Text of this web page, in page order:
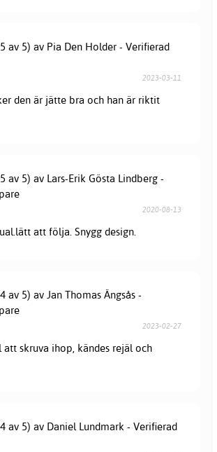
av 5) av Pia Den Holder - Verifierad
2023-03-11
den är jätte bra och han är riktit
av 5) av Lars-Erik Gösta Lindberg -
2020-08-13
att följa. Snygg design.
av 5) av Jan Thomas Ängsås -
2023-02-27
att skruva ihop, kändes rejäl och
av 5) av Daniel Lundmark - Verifierad